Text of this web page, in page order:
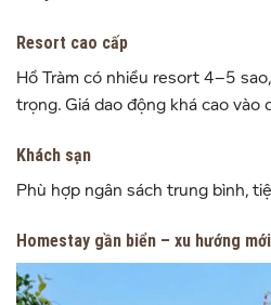
Resort cao cấp
Hồ Tràm có nhiều resort 4–5
trọng. Giá dao động khá cao vào
Khách sạn
Phù hợp ngân sách trung bình,
Homestay gần biển – xu hướng mới